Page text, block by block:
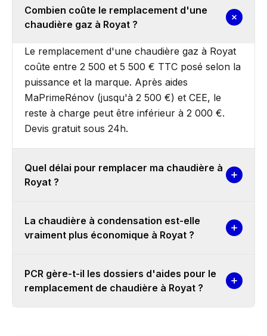
Combien coûte le remplacement d'une
chaudière gaz à Royat ?
Le remplacement d'une chaudière gaz à Royat
coûte entre 2 500 et 5 500 € TTC posé selon la
puissance et la marque. Après aides
MaPrimeRénov (jusqu'à 2 500 €) et CEE, le
reste à charge peut être inférieur à 2 000 €.
Devis gratuit sous 24h.
Quel délai pour remplacer ma chaudière à
Royat ?
La chaudière à condensation est-elle
vraiment plus économique à Royat ?
PCR gère-t-il les dossiers d'aides pour le
remplacement de chaudière à Royat ?